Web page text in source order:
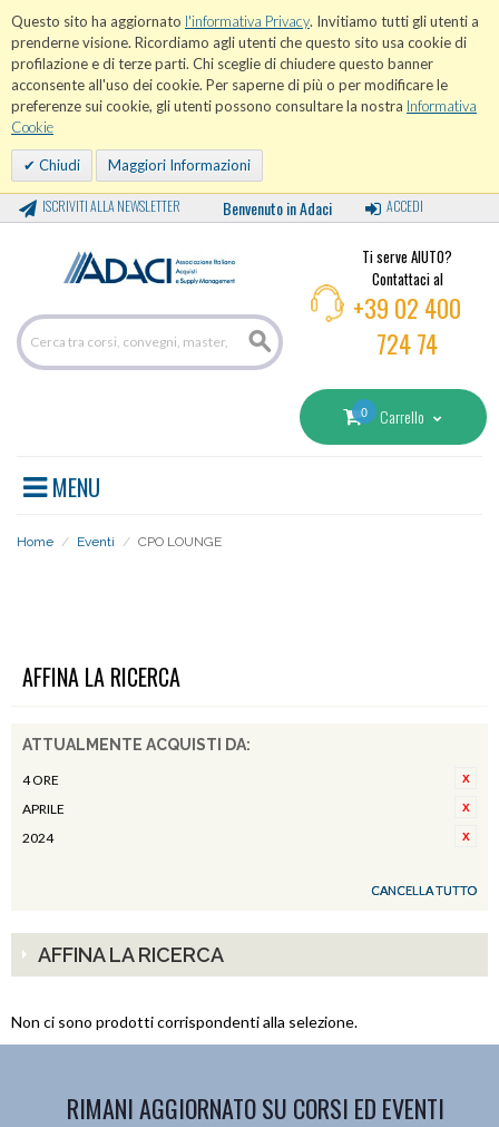
Questo sito ha aggiornato l'informativa Privacy. Invitiamo tutti gli utenti a
prenderne visione. Ricordiamo agli utenti che questo sito usa cookie di
profilazione e di terze parti. Chi sceglie di chiudere questo banner
acconsente all'uso dei cookie. Per saperne di più o per modificare le
preferenze sui cookie, gli utenti possono consultare la nostra Informativa
Cookie
Chiudi Maggiori Informazioni
ISCRIVITI ALLA NEWSLETTER Benvenuto in Adaci ACCEDI
Ti serve AIUTO?
Contattaci al
+39 02 400
724 74
0 Carrello
MENU
Home / Eventi / CPO LOUNGE
AFFINA LA RICERCA
ATTUALMENTE ACQUISTI DA:
4 ORE
APRILE
2024
CANCELLA TUTTO
AFFINA LA RICERCA
Non ci sono prodotti corrispondenti alla selezione.
RIMANI AGGIORNATO SU CORSI ED EVENTI